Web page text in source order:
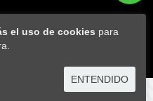
el uso de cookies para
ENTENDIDO